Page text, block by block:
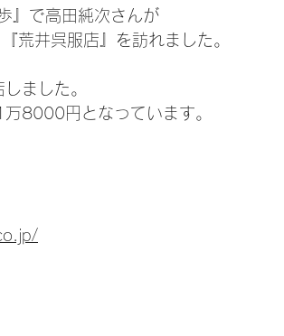
』で高田純次さんが
荒井呉服店』を訪れました。
ました。
8000円となっています。